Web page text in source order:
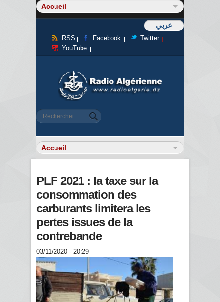
عربي
RSS Facebook
Twitter
YouTube
Formulaire de recherche
Rechercher
PLF 2021 : la taxe sur la
consommation des
carburants limitera les
pertes issues de la
contrebande
03/11/2020 - 20:29